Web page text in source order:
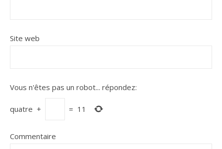
Site web
Vous n'êtes pas un robot... répondez:
quatre + = 11
Commentaire